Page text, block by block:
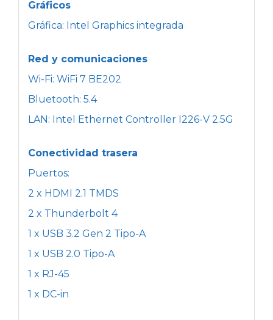
Gráficos
Gráfica: Intel Graphics integrada
Red y comunicaciones
Wi-Fi: WiFi 7 BE202
Bluetooth: 5.4
LAN: Intel Ethernet Controller I226-V 2.5G
Conectividad trasera
Puertos:
2 x HDMI 2.1 TMDS
2 x Thunderbolt 4
1 x USB 3.2 Gen 2 Tipo-A
1 x USB 2.0 Tipo-A
1 x RJ-45
1 x DC-in